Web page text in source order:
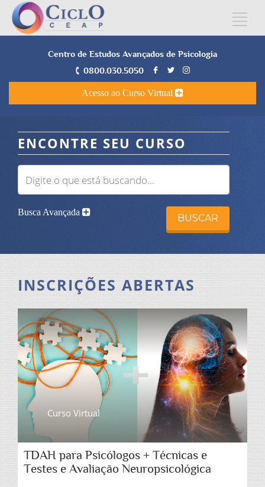
Centro de Estudos Avançados de Psicologia
0800.030.5050
Acesso ao Curso Virtual
ENCONTRE SEU CURSO
BUSCAR
Busca Avançada
INSCRIÇÕES ABERTAS
Curso Virtual
TDAH para Psicólogos + Técnicas e
Testes e Avaliação Neuropsicológica